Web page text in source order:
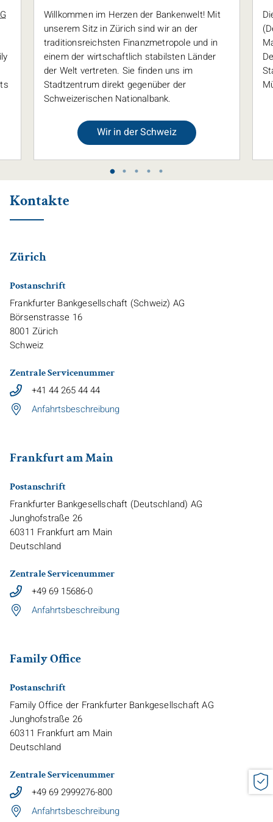
Willkommen im Herzen der Bankenwelt! Mit
unserem Sitz in Zürich sind wir an der
traditionsreichsten Finanzmetropole und in
einem der wirtschaftlich stabilsten Länder
der Welt vertreten. Sie finden uns im
Stadtzentrum direkt gegenüber der
Schweizerischen Nationalbank.
Wir in der Schweiz
Kontakte
Zürich
Postanschrift
Frankfurter Bankgesellschaft (Schweiz) AG
Börsenstrasse 16
8001 Zürich
Schweiz
Zentrale Servicenummer
+41 44 265 44 44
Anfahrtsbeschreibung
Frankfurt am Main
Postanschrift
Frankfurter Bankgesellschaft (Deutschland) AG
Junghofstraße 26
60311 Frankfurt am Main
Deutschland
Zentrale Servicenummer
+49 69 15686-0
Anfahrtsbeschreibung
Family Office
Postanschrift
Family Office der Frankfurter Bankgesellschaft AG
Junghofstraße 26
60311 Frankfurt am Main
Deutschland
Zentrale Servicenummer
+49 69 2999276-800
Anfahrtsbeschreibung